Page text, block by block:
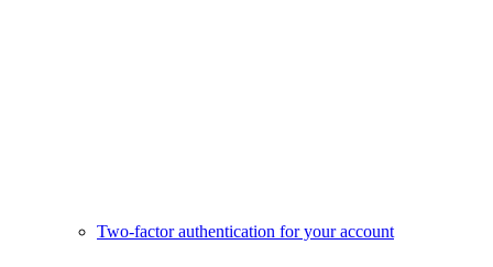
Two-factor authentication for your account